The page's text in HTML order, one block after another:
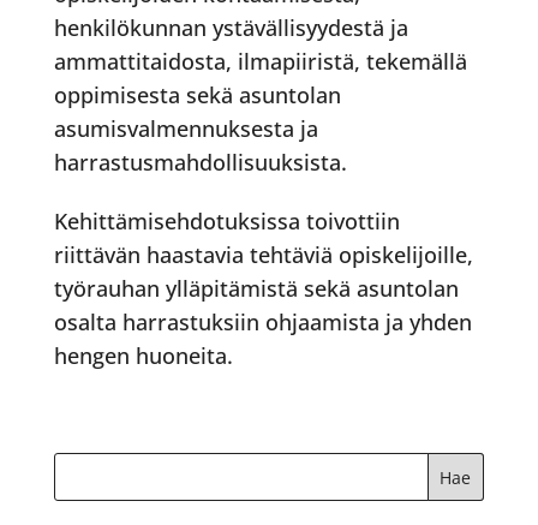
henkilökunnan ystävällisyydestä ja
ammattitaidosta, ilmapiiristä, tekemällä
oppimisesta sekä asuntolan
asumisvalmennuksesta ja
harrastusmahdollisuuksista.
Kehittämisehdotuksissa toivottiin
riittävän haastavia tehtäviä opiskelijoille,
työrauhan ylläpitämistä sekä asuntolan
osalta harrastuksiin ohjaamista ja yhden
hengen huoneita.